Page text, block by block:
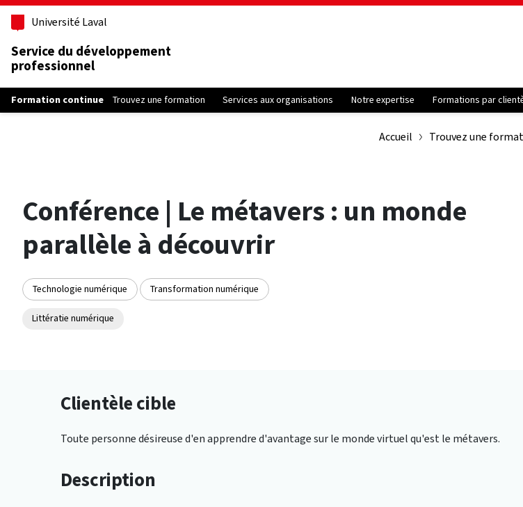
Aller au contenu principal
Université Laval
Service du développement
professionnel
Formation continue Trouvez une formation Services aux organisations Notre expertise Formations par
Accueil Trouvez une
Conférence | Le métavers : un monde
parallèle à découvrir
Technologie numérique Transformation numérique
Littératie numérique
Clientèle cible
Toute personne désireuse d'en apprendre d'avantage sur le monde virtuel qu'est le métavers.
Description